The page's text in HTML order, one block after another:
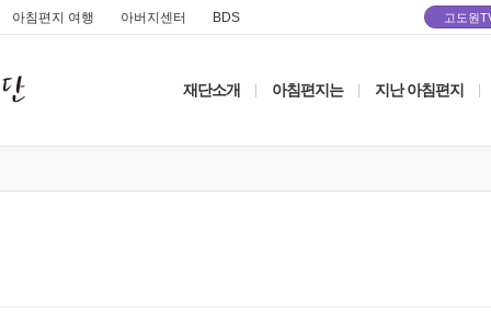
아침편지 여행 아버지센터 BDS 고도원
재단소개 아침편지는 지난 아침편지